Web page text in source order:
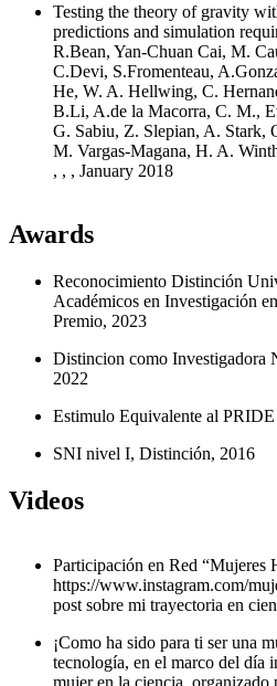
Testing the theory of gravity
predictions and simulation
R.Bean, Yan-Chuan Cai, M.
C.Devi, S.Fromenteau,
He, W. A. Hellwing, C.
B.Li, A.de la Macorra, C. M.,
G. Sabiu, Z. Slepian, A. Stark,
M. Vargas-Magana, H. A.
, , , January 2018
Awards
Reconocimiento Distinción
Académicos en Investigación
Premio, 2023
Distincion como
2022
Estimulo Equivalente al
SNI nivel I, Distinción, 2016
Videos
Participación en Red “Mujeres
https://www.instagram.com/
post sobre mi trayectoria en
¡Como ha sido para ti ser una
tecnología, en el marco del día